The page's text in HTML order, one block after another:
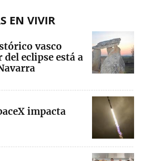
EN VIVIR
vasco
eclipse está a
impacta